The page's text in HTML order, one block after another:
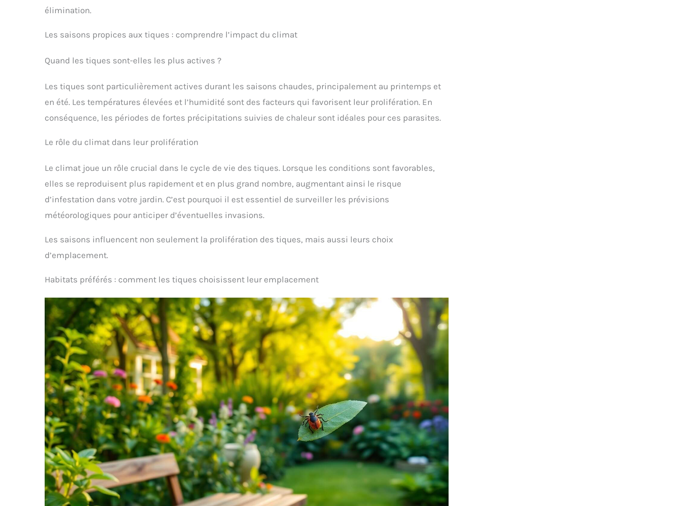
élimination.
Les saisons propices aux tiques : comprendre l’impact du climat
Quand les tiques sont-elles les plus actives ?
Les tiques sont particulièrement actives durant les saisons chaudes, principalement au printemps et
en été. Les températures élevées et l’humidité sont des facteurs qui favorisent leur prolifération. En
conséquence, les périodes de fortes précipitations suivies de chaleur sont idéales pour ces parasites.
Le rôle du climat dans leur prolifération
Le climat joue un rôle crucial dans le cycle de vie des tiques. Lorsque les conditions sont favorables,
elles se reproduisent plus rapidement et en plus grand nombre, augmentant ainsi le risque
d’infestation dans votre jardin. C’est pourquoi il est essentiel de surveiller les prévisions
météorologiques pour anticiper d’éventuelles invasions.
Les saisons influencent non seulement la prolifération des tiques, mais aussi leurs choix
d’emplacement.
Habitats préférés : comment les tiques choisissent leur emplacement